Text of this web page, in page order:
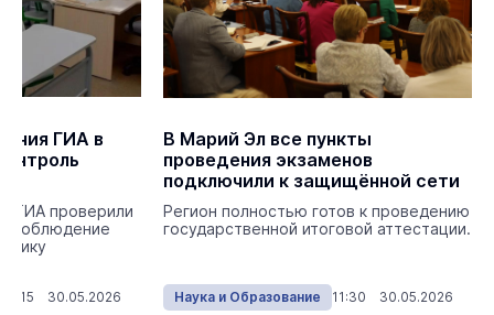
ГИА в
ГИА проверили
соблюдение
18:15 30.05.2026
В Марий Эл все пункты
проведения экзаменов
подключили к защищённой сети
Регион полностью готов к проведению
государственной итоговой аттестации.
Наука и Образование 11:30 30.05.2026